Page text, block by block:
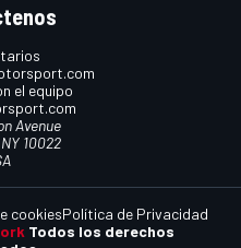
el equipo
Avenue
10022
Todos los derechos
cookiesPolítica de Privacidad